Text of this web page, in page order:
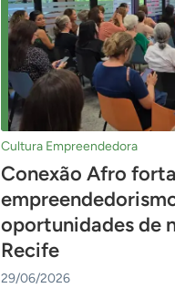
Cultura Empreendedora
Conexão Afro
oportunidades de
Recife
29/06/2026